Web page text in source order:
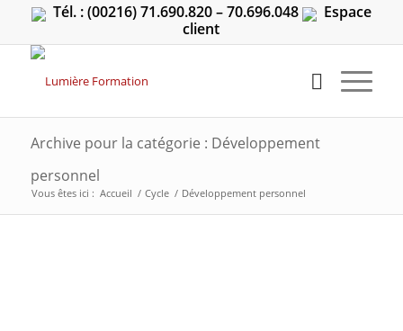
Tél. : (00216) 71.690.820 – 70.696.048
Espace
client
Archive pour la catégorie : Développement
personnel
Vous êtes ici : Accueil / Cycle / Développement personnel